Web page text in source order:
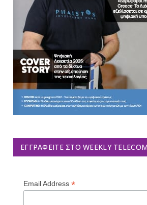
ΕΓΓΡΑΦΕΊΤΕ ΣΤΟ WEEKLY TELECOM
Email Address *